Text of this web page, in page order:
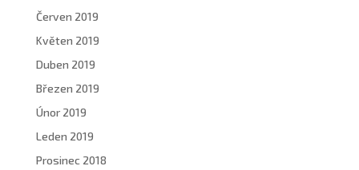
Červen 2019
Květen 2019
Duben 2019
Březen 2019
Únor 2019
Leden 2019
Prosinec 2018